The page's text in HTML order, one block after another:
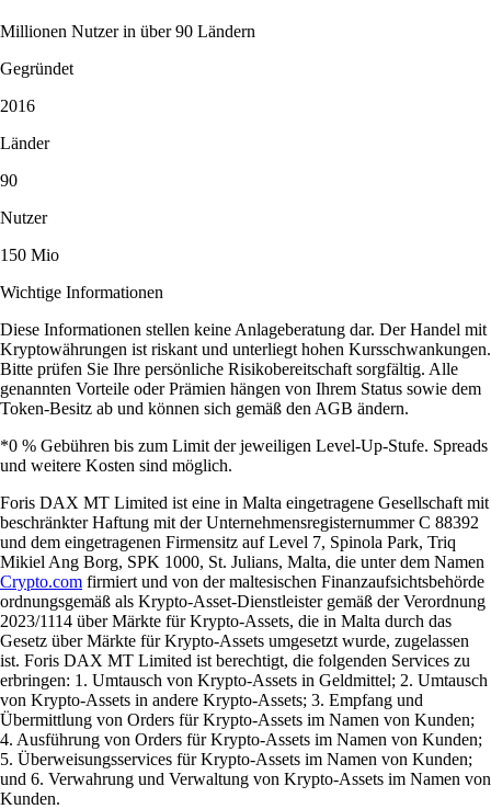
Millionen Nutzer in über 90 Ländern
Gegründet
2016
Länder
90
Nutzer
150 Mio
Wichtige Informationen
Diese Informationen stellen keine Anlageberatung dar. Der Handel mit
Kryptowährungen ist riskant und unterliegt hohen Kursschwankungen.
Bitte prüfen Sie Ihre persönliche Risikobereitschaft sorgfältig. Alle
genannten Vorteile oder Prämien hängen von Ihrem Status sowie dem
Token-Besitz ab und können sich gemäß den AGB ändern.
*0 % Gebühren bis zum Limit der jeweiligen Level-Up-Stufe. Spreads
und weitere Kosten sind möglich.
Foris DAX MT Limited ist eine in Malta eingetragene Gesellschaft mit
beschränkter Haftung mit der Unternehmensregisternummer C 88392
und dem eingetragenen Firmensitz auf Level 7, Spinola Park, Triq
Mikiel Ang Borg, SPK 1000, St. Julians, Malta, die unter dem Namen
Crypto.com firmiert und von der maltesischen Finanzaufsichtsbehörde
ordnungsgemäß als Krypto-Asset-Dienstleister gemäß der Verordnung
2023/1114 über Märkte für Krypto-Assets, die in Malta durch das
Gesetz über Märkte für Krypto-Assets umgesetzt wurde, zugelassen
ist. Foris DAX MT Limited ist berechtigt, die folgenden Services zu
erbringen: 1. Umtausch von Krypto-Assets in Geldmittel; 2. Umtausch
von Krypto-Assets in andere Krypto-Assets; 3. Empfang und
Übermittlung von Orders für Krypto-Assets im Namen von Kunden;
4. Ausführung von Orders für Krypto-Assets im Namen von Kunden;
5. Überweisungsservices für Krypto-Assets im Namen von Kunden;
und 6. Verwahrung und Verwaltung von Krypto-Assets im Namen von
Kunden.